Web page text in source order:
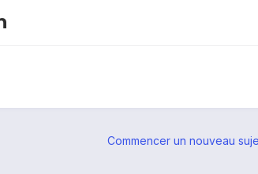
Commencer un nouveau